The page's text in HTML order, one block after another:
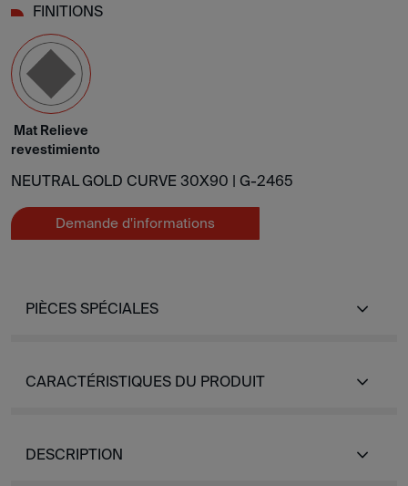
FINITIONS
Mat Relieve
revestimiento
NEUTRAL GOLD CURVE 30X90 | G-2465
Demande d'informations
PIÈCES SPÉCIALES
CARACTÉRISTIQUES DU PRODUIT
DESCRIPTION